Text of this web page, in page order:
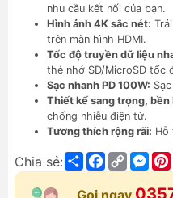
nhu cầu kết nối của bạn.
Hình ảnh 4K sắc nét:
trên màn hình HDMI.
Tốc độ truyền dữ liệu
thẻ nhớ SD/MicroSD tốc
Sạc nhanh PD 100W:
Thiết kế sang trọng, bền
chống nhiễu điện từ.
Tương thích rộng rãi: Hỗ
Chia sẻ: ShareFacebook
Copy
Link
Gọi ngay